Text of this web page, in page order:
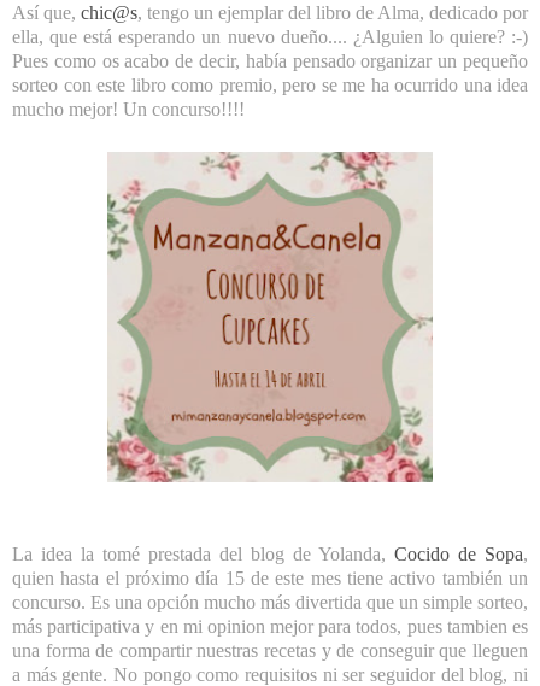
Así que, chic@s, tengo un ejemplar del libro de Alma, dedicado por
ella, que está esperando un nuevo dueño.... ¿Alguien lo quiere? :-)
Pues como os acabo de decir, había pensado organizar un pequeño
sorteo con este libro como premio, pero se me ha ocurrido una idea
mucho mejor! Un concurso!!!!
La idea la tomé prestada del blog de Yolanda, Cocido de Sopa,
quien hasta el próximo día 15 de este mes tiene activo también un
concurso. Es una opción mucho más divertida que un simple sorteo,
más participativa y en mi opinion mejor para todos, pues tambien es
una forma de compartir nuestras recetas y de conseguir que lleguen
a más gente. No pongo como requisitos ni ser seguidor del blog, ni